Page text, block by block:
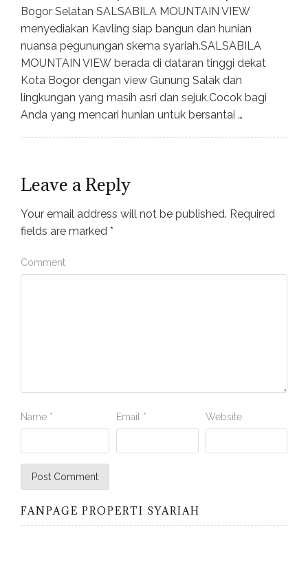
Bogor Selatan SALSABILA MOUNTAIN VIEW
menyediakan Kavling siap bangun dan hunian
nuansa pegunungan skema syariah.SALSABILA
MOUNTAIN VIEW berada di dataran tinggi dekat
Kota Bogor dengan view Gunung Salak dan
lingkungan yang masih asri dan sejuk.Cocok bagi
Anda yang mencari hunian untuk bersantai …
Leave a Reply
Your email address will not be published. Required
fields are marked *
Comment
Name * Email * Website
FANPAGE PROPERTI SYARIAH